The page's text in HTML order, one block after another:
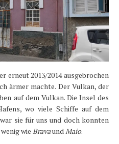
erneut 2013/2014 ausgebrochen
ärmer machte. Der Vulkan, der
auf dem Vulkan. Die Insel des
wo viele Schiffe auf dem
sie für uns und doch konnten
wie Bravaund Maio.